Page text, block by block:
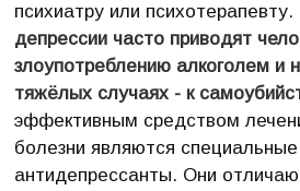
психиатру или психотерапевту.
депрессии часто приводят
злоупотреблению алкоголем и
тяжёлых случаях - к
эффективным средством
болезни являются
антидепрессанты. Они